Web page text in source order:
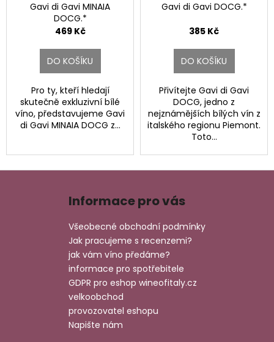
Gavi di Gavi MINAIA
DOCG.*
469 Kč
DO KOŠÍKU
Pro ty, kteří hledají
skutečně exkluzivní bílé
víno, představujeme Gavi
di Gavi MINAIA DOCG z...
Gavi di Gavi DOCG.*
385 Kč
DO KOŠÍKU
Přivítejte Gavi di Gavi
DOCG, jedno z
nejznámějších bílých vín z
italského regionu Piemont.
Toto...
Informace pro vás
Všeobecné obchodní podmínky
Jak pracujeme s recenzemi?
jak vám víno předáme?
informace pro spotřebitele
GDPR pro eshop wineofitaly.cz
velkoobchod
provozovatel eshopu
Napište nám